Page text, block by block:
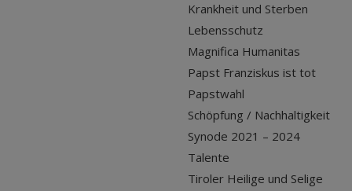
Krankheit und Sterben
Lebensschutz
Magnifica Humanitas
Papst Franziskus ist tot
Papstwahl
Schöpfung / Nachhaltigkeit
Synode 2021 – 2024
Talente
Tiroler Heilige und Selige